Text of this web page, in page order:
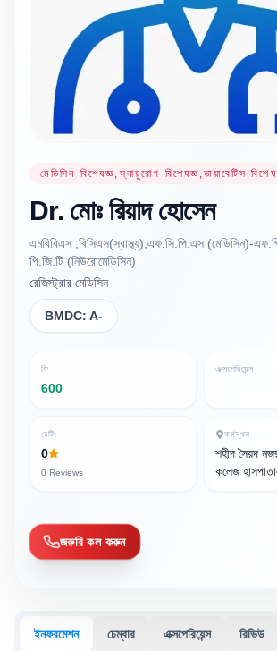
মেডিসিন বিশেষজ্ঞ,স্নায়ুরোগ বিশেষজ্ঞ,ডায়াবেটিস
Dr. মোঃ রিয়াদ হোসেন
এমবিবিএস ,বিসিএস(স্বাস্থ্য),এফ.সি.পি.এস (মেডিসিন)-
পি.জি.টি (নিউরোমেডিসিন)
রেজিস্ট্রার মেডিসিন
BMDC: A-
ফি
600
এক্সপেরিয়েন্স
রেটিং
0
0 Reviews
কর্মস্থল
শহীদ সৈয়দ
কলেজ
জরুরি কল করুন
ইনফরমেশন চেম্বার এক্সপেরিয়েন্স রিভিউ